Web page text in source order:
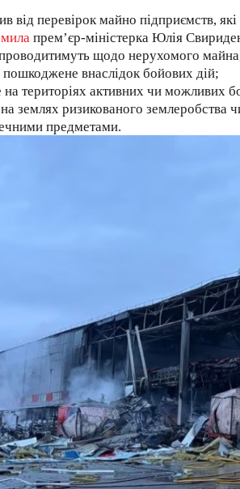
від перевірок майно підприємств,
прем’єр-міністерка Юлія
щодо нерухомого
внаслідок бойових дій;
територіях активних чи можливих
землях ризикованого землеробства
предметами.